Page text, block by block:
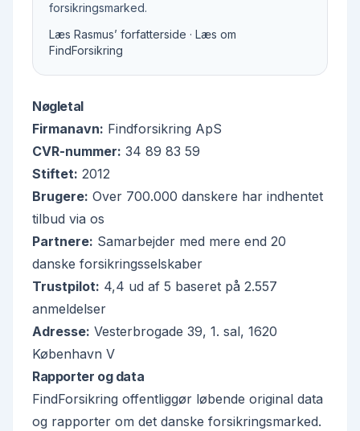
forsikringsmarked.
Læs Rasmus’ forfatterside · Læs om
FindForsikring
Nøgletal
Firmanavn: Findforsikring ApS
CVR-nummer: 34 89 83 59
Stiftet: 2012
Brugere: Over 700.000 danskere har indhentet
tilbud via os
Partnere: Samarbejder med mere end 20
danske forsikringsselskaber
Trustpilot: 4,4 ud af 5 baseret på 2.557
anmeldelser
Adresse: Vesterbrogade 39, 1. sal, 1620
København V
Rapporter og data
FindForsikring offentliggør løbende original data
og rapporter om det danske forsikringsmarked.